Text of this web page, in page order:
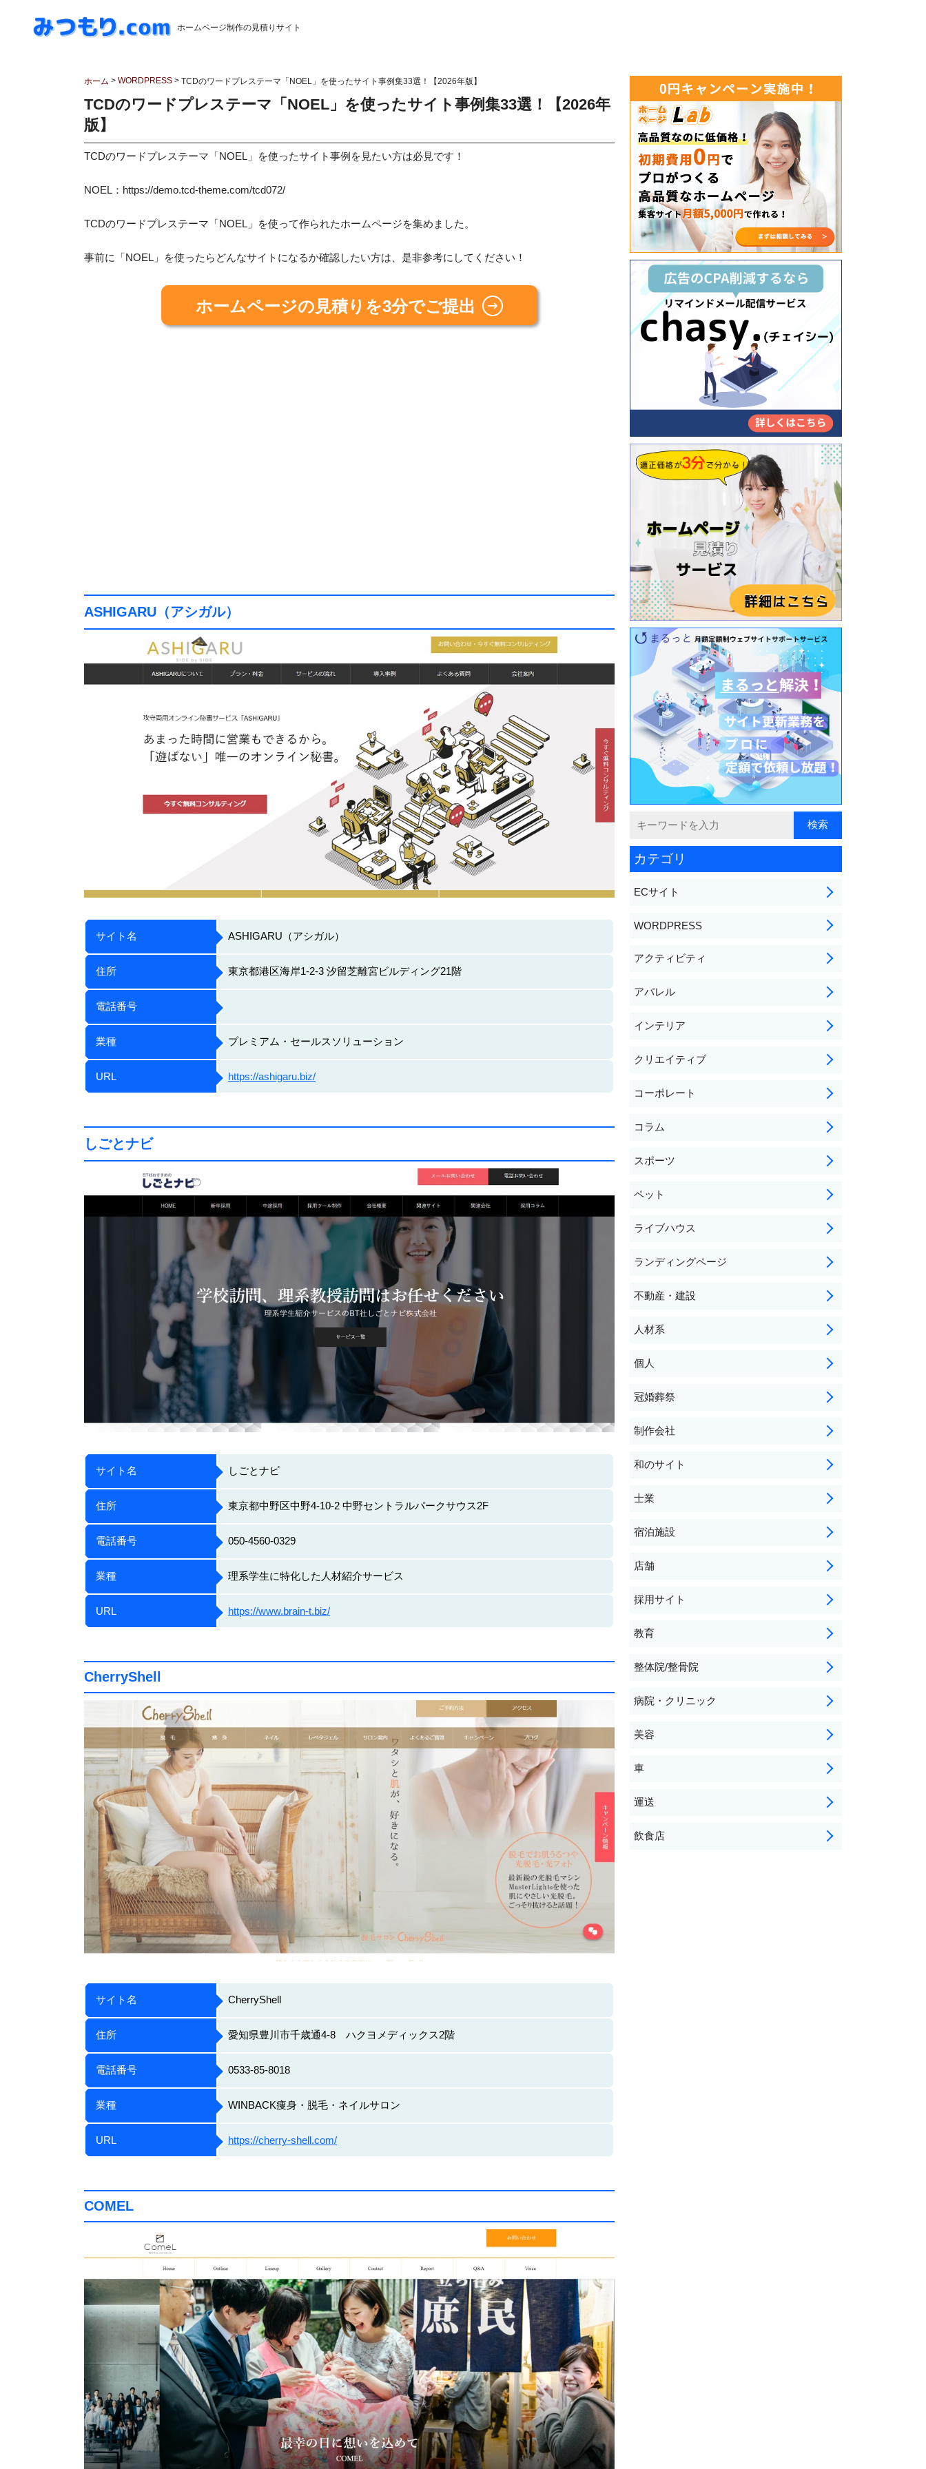
ホームページ制作の見積りサイト
ホーム > WORDPRESS > TCDのワードプレステーマ「NOEL」を使ったサイト事例集33選！【2026年版】
TCDのワードプレステーマ「NOEL」を使ったサイト事例集33選！【2026年
版】
TCDのワードプレステーマ「NOEL」を使ったサイト事例を見たい方は必見です！
NOEL：https://demo.tcd-theme.com/tcd072/
TCDのワードプレステーマ「NOEL」を使って作られたホームページを集めました。
事前に「NOEL」を使ったらどんなサイトになるか確認したい方は、是非参考にしてください！
ホームページの見積りを3分でご提出
ASHIGARU（アシガル）
サイト名 ASHIGARU（アシガル）
住所 東京都港区海岸1-2-3 汐留芝離宮ビルディング21階
電話番号
業種 プレミアム・セールスソリューション
URL https://ashigaru.biz/
しごとナビ
サイト名 しごとナビ
住所 東京都中野区中野4-10-2 中野セントラルパークサウス2F
電話番号 050-4560-0329
業種 理系学生に特化した人材紹介サービス
URL https://www.brain-t.biz/
CherryShell
サイト名 CherryShell
住所 愛知県豊川市千歳通4-8 ハクヨメディックス2階
電話番号 0533-85-8018
業種 WINBACK痩身・脱毛・ネイルサロン
URL https://cherry-shell.com/
COMEL
カテゴリ
ECサイト
WORDPRESS
アクティビティ
アパレル
インテリア
クリエイティブ
コーポレート
コラム
スポーツ
ペット
ライブハウス
ランディングページ
不動産・建設
人材系
個人
冠婚葬祭
制作会社
和のサイト
士業
宿泊施設
店舗
採用サイト
教育
整体院/整骨院
病院・クリニック
美容
車
運送
飲食店